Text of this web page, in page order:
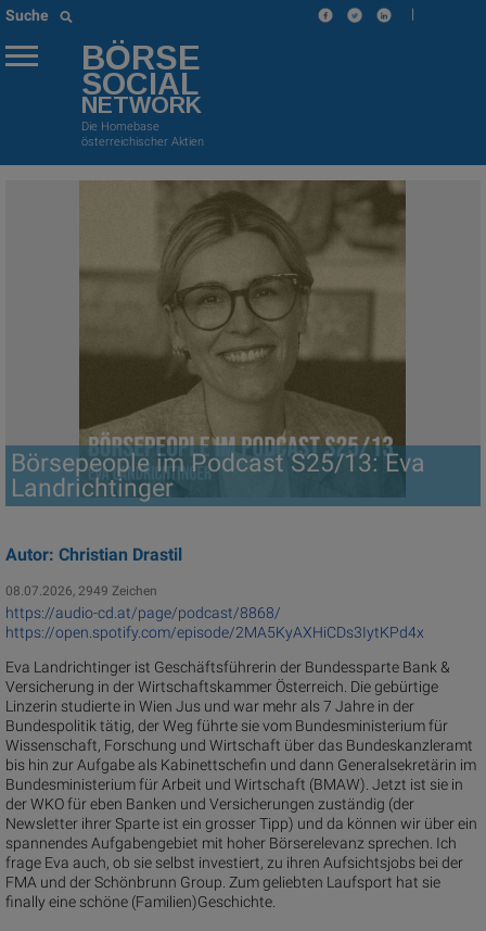
Suche |
BÖRSE
SOCIAL
NETWORK
Die Homebase
österreichischer Aktien
Börsepeople im Podcast S25/13: Eva
Landrichtinger
Autor: Christian Drastil
08.07.2026, 2949 Zeichen
https://audio-cd.at/page/podcast/8868/
https://open.spotify.com/episode/2MA5KyAXHiCDs3IytKPd4x
Eva Landrichtinger ist Geschäftsführerin der Bundessparte Bank &
Versicherung in der Wirtschaftskammer Österreich. Die gebürtige
Linzerin studierte in Wien Jus und war mehr als 7 Jahre in der
Bundespolitik tätig, der Weg führte sie vom Bundesministerium für
Wissenschaft, Forschung und Wirtschaft über das Bundeskanzleramt
bis hin zur Aufgabe als Kabinettschefin und dann Generalsekretärin im
Bundesministerium für Arbeit und Wirtschaft (BMAW). Jetzt ist sie in
der WKO für eben Banken und Versicherungen zuständig (der
Newsletter ihrer Sparte ist ein grosser Tipp) und da können wir über ein
spannendes Aufgabengebiet mit hoher Börserelevanz sprechen. Ich
frage Eva auch, ob sie selbst investiert, zu ihren Aufsichtsjobs bei der
FMA und der Schönbrunn Group. Zum geliebten Laufsport hat sie
finally eine schöne (Familien)Geschichte.